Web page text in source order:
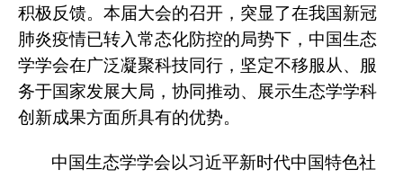
积极反馈。本届大会的召开，突显了在我国新冠
肺炎疫情已转入常态化防控的局势下，中国生态
学学会在广泛凝聚科技同行，坚定不移服从、服
务于国家发展大局，协同推动、展示生态学学科
创新成果方面所具有的优势。
中国生态学学会以习近平新时代中国特色社